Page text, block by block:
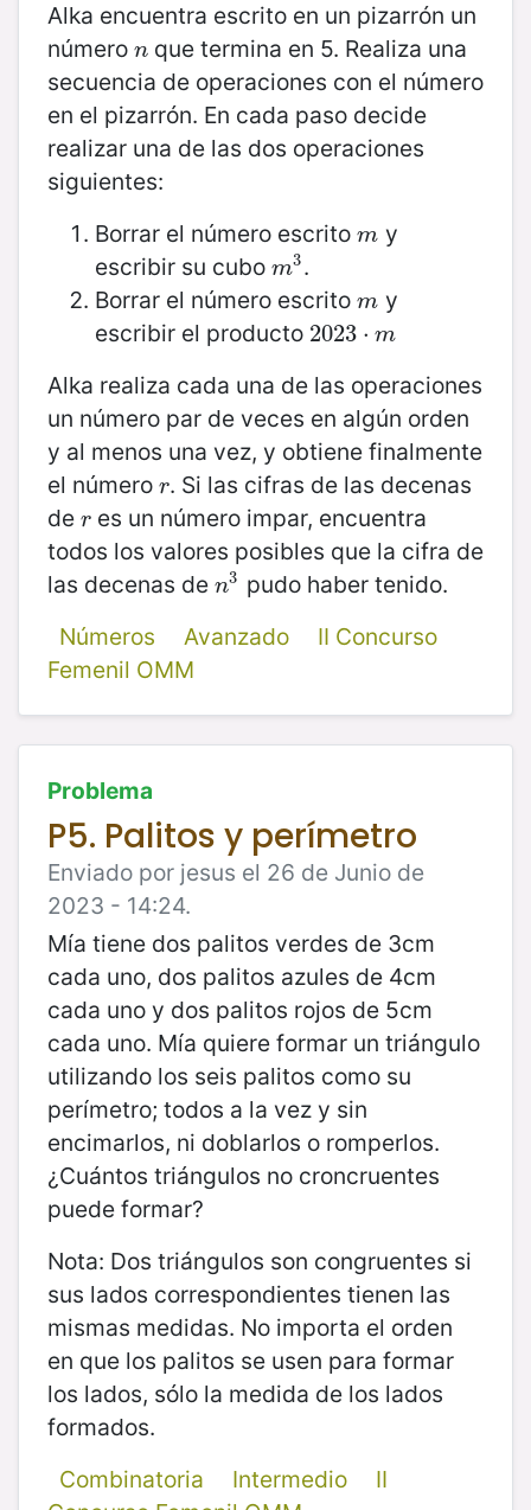
Alka encuentra escrito en un pizarrón un
número n
n que termina en 5. Realiza una
secuencia de operaciones con el número
en el pizarrón. En cada paso decide
realizar una de las dos operaciones
siguientes:
Borrar el número escrito m
m y
escribir su cubo m3
m3.
Borrar el número escrito m
m y
escribir el producto 2023 ⋅ m
2023⋅ m
Alka realiza cada una de las operaciones
un número par de veces en algún orden
y al menos una vez, y obtiene finalmente
el número r
r. Si las cifras de las decenas
de r
r es un número impar, encuentra
todos los valores posibles que la cifra de
las decenas de n3
n3 pudo haber tenido.
Números
Avanzado
II Concurso
Femenil OMM
Problema
P5. Palitos y perímetro
Enviado por jesus el 26 de Junio de
2023 - 14:24.
Mía tiene dos palitos verdes de 3cm
cada uno, dos palitos azules de 4cm
cada uno y dos palitos rojos de 5cm
cada uno. Mía quiere formar un triángulo
utilizando los seis palitos como su
perímetro; todos a la vez y sin
encimarlos, ni doblarlos o romperlos.
¿Cuántos triángulos no croncruentes
puede formar?
Nota: Dos triángulos son congruentes si
sus lados correspondientes tienen las
mismas medidas. No importa el orden
en que los palitos se usen para formar
los lados, sólo la medida de los lados
formados.
Combinatoria
Intermedio
II